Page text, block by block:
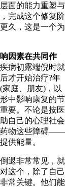
面的能力重塑与
完成这个修复阶
久​​，这是一个为
因素在共同作
病初露端倪时就
才开始治疗?​​年
庭、朋友)，以
中影响康复的节
要​​。不论是按医
自己的心理社会
药物这些障碍——
供能量。
退非常常见​​，就
这个，除了自己
常关键​​。他们能